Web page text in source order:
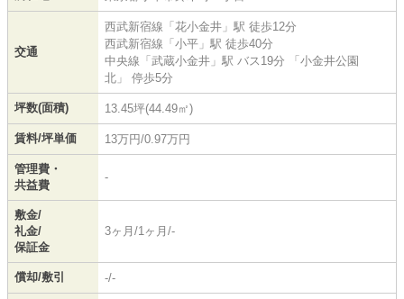
交通
西武新宿線 「 花小金井 」駅 徒歩12分
西武新宿線 「 小平 」駅 徒歩40分
中央線 「 武蔵小金井 」駅 バス19分 「小金井公園
北」 停歩5分
坪数(面積) 13.45坪(44.49㎡)
賃料/坪単価 13万円/0.97万円
管理費・
共益費
-
敷金/
礼金/
保証金
3ヶ月/1ヶ月/-
償却/敷引 -/-